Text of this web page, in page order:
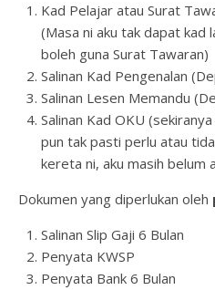
Kad Pelajar atau Surat
(Masa ni aku tak dapat kad
boleh guna Surat Tawaran)
Salinan Kad Pengenalan
Salinan Lesen Memandu
Salinan Kad OKU
pun tak pasti perlu atau
kereta ni, aku masih belum
Dokumen yang diperlukan oleh
Salinan Slip Gaji 6 Bulan
Penyata KWSP
Penyata Bank 6 Bulan